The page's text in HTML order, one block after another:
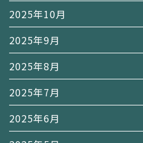
2025年10月
2025年9月
2025年8月
2025年7月
2025年6月